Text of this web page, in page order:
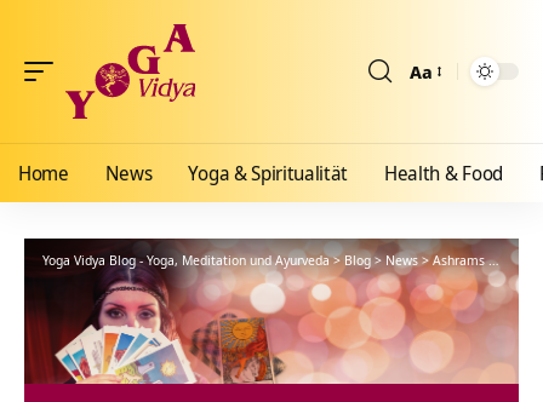
Aa
Home News Yoga & Spiritualität Health & Food
Yoga Vidya Blog - Yoga, Meditation und Ayurveda>Blog >News>Ashrams> Bad